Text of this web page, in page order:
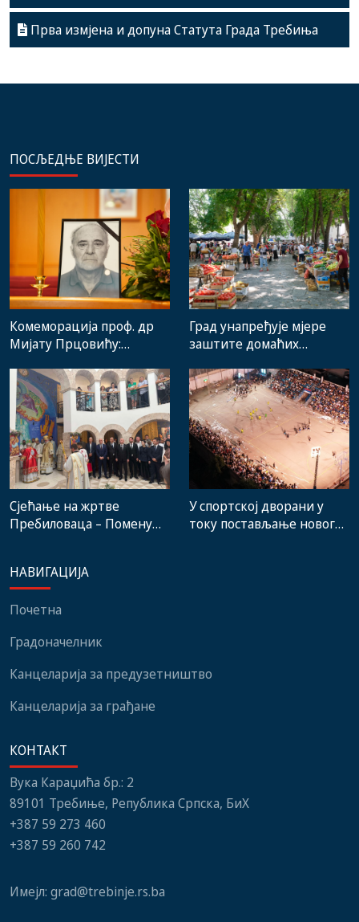
Прва измјена и допуна Статута Града Требиња
ПОСЉЕДЊЕ ВИЈЕСТИ
Комеморација проф. др
Мијату Прцовићу:
стручњака и човјека који
је Требиње носио у срцу
Град унапређује мјере
заштите домаћих
градске пијаце
Сјећање на жртве
Пребиловаца – Помену
институција, локалних
заједница и грађани
У спортској дворани у
току постављање новог
НАВИГАЦИЈА
Почетна
Градоначелник
Канцеларија за предузетништво
Канцеларија за грађане
КОНТАКТ
Вука Караџића бр.: 2
89101 Требиње, Република Српска, БиХ
+387 59 273 460
+387 59 260 742
Имејл: grad@trebinje.rs.ba